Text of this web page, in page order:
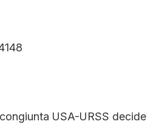
USA-URSS decide